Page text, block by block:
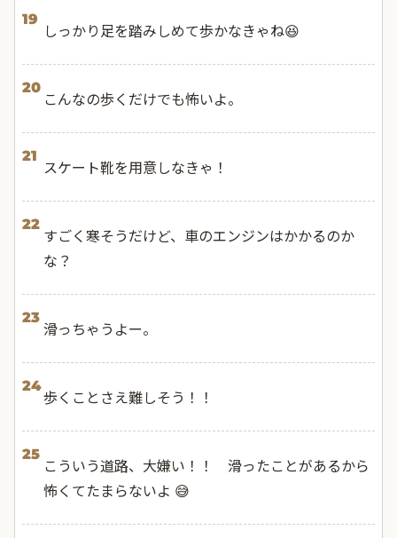
19
しっかり足を踏みしめて歩かなきゃね😆
20
こんなの歩くだけでも怖いよ。
21
スケート靴を用意しなきゃ！
22
すごく寒そうだけど、車のエンジンはかかるのか
な？
23
滑っちゃうよー。
24
歩くことさえ難しそう！！
25
こういう道路、大嫌い！！ 滑ったことがあるから
怖くてたまらないよ 😅